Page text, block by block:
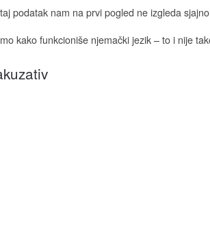
podatak nam na prvi pogled ne izgleda
kako funkcioniše njemački jezik – to i nije